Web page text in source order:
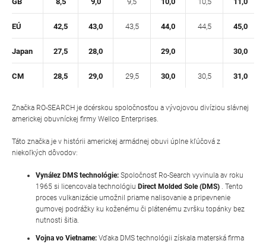
EÚ 42,5 43,0 43,5 44,0 44,5 45,0
Japan 27,5 28,0 29,0 30,0
CM 28,5 29,0 29,5 30,0 30,5 31,0
Značka RO-SEARCH je dcérskou spoločnosťou a vývojovou divíziou slávnej
americkej obuvníckej firmy Wellco Enterprises.
Táto značka je v histórii americkej armádnej obuvi úplne kľúčová z
niekoľkých dôvodov:
Vynález DMS technológie: Spoločnosť Ro-Search vyvinula av roku
1965 si licencovala technológiu Direct Molded Sole (DMS) . Tento
proces vulkanizácie umožnil priame nalisovanie a pripevnenie
gumovej podrážky ku koženému či plátenému zvršku topánky bez
nutnosti šitia.
Vojna vo Vietname: Vďaka DMS technológii získala materská firma